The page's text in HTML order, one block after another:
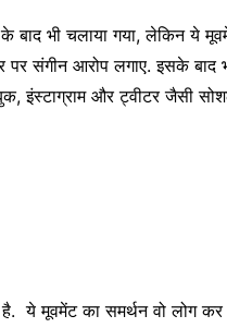
भी चलाया गया, लेकिन ये
पर संगीन आरोप लगाए. इसके
और ट्वीटर जैसी
ये मूवमेंट का समर्थन वो लोग